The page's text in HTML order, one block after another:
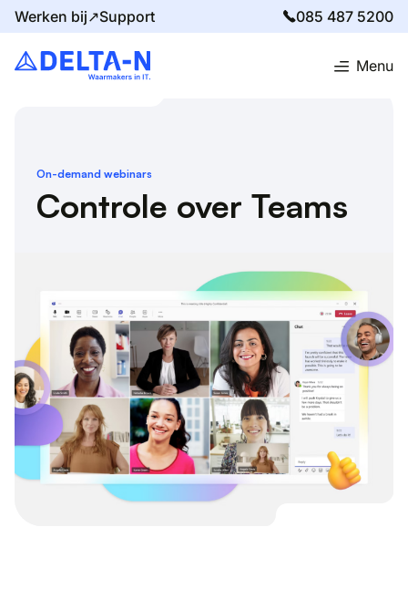
Werken bij↗Support 085 487 5200
Menu
Home Evenementen Controle over Teams
On-demand webinars
Controle over Teams